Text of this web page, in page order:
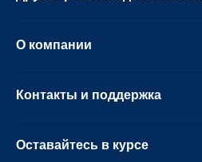
О компании
Контакты и поддержка
Оставайтесь в курсе